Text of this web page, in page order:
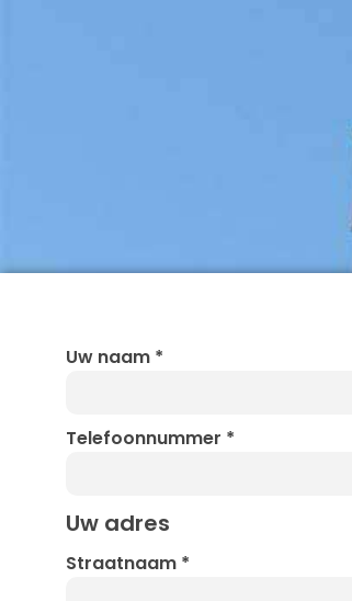
Uw naam *
Telefoonnummer *
Uw adres
Straatnaam *